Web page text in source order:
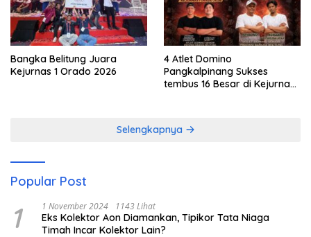
Bangka Belitung Juara
Kejurnas 1 Orado 2026
4 Atlet Domino
Pangkalpinang Sukses
tembus 16 Besar di Kejurnas
Selengkapnya
Popular Post
1 1 November 2024 1143 Lihat
Eks Kolektor Aon Diamankan, Tipikor Tata Niaga
Timah Incar Kolektor Lain?